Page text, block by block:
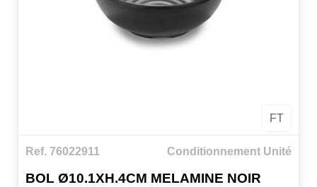
FT
Ref. 76022911 Conditionnement Unité
BOL Ø10.1XH.4CM MELAMINE NOIR